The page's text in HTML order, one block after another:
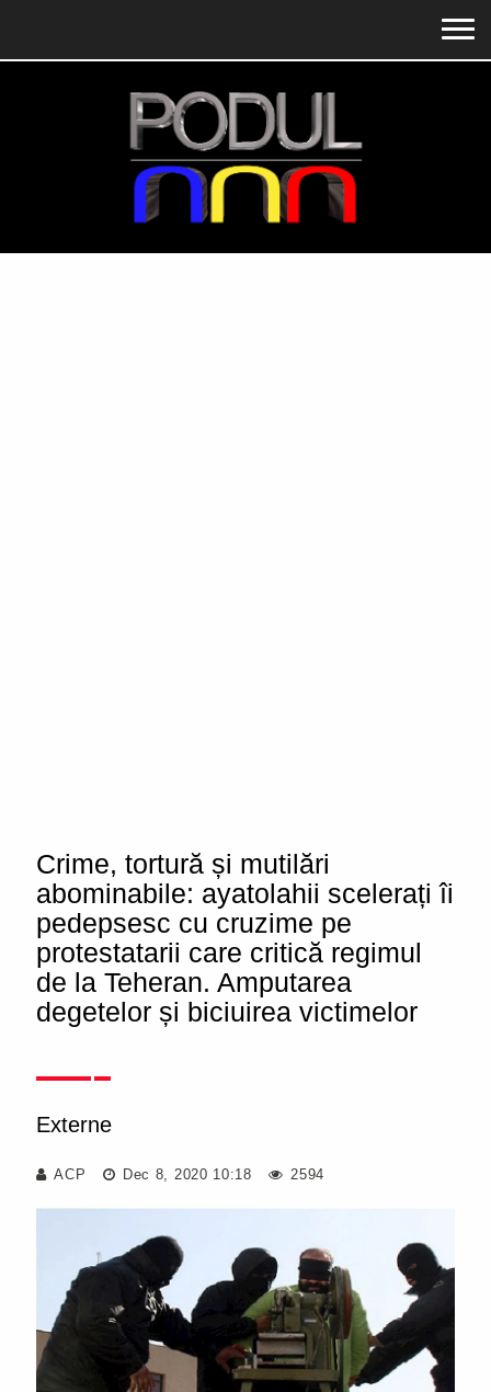
Crime, tortură și mutilări
abominabile: ayatolahii scelerați îi
pedepsesc cu cruzime pe
protestatarii care critică regimul
de la Teheran. Amputarea
degetelor și biciuirea victimelor
Externe
ACP Dec 8, 2020 10:18 2594